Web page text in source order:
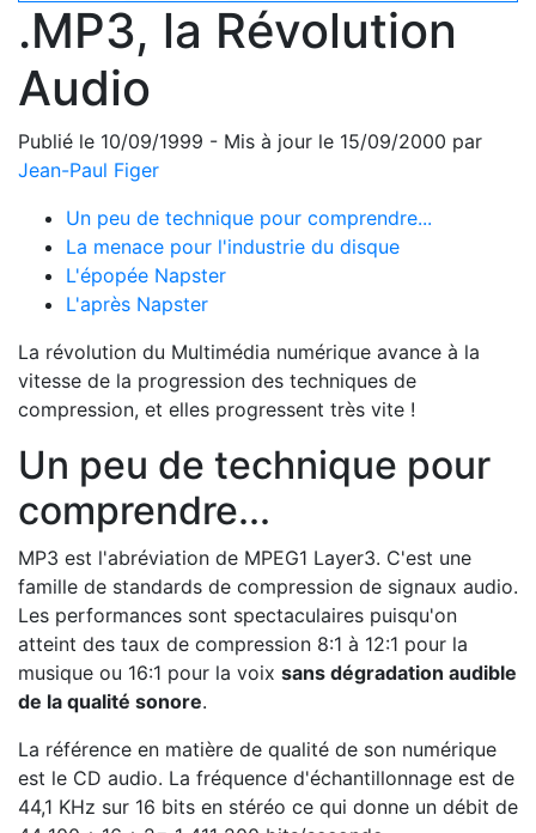
.MP3, la Révolution
Audio
Publié le 10/09/1999 - Mis à jour le 15/09/2000 par
Jean-Paul Figer
Un peu de technique pour comprendre...
La menace pour l'industrie du disque
L'épopée Napster
L'après Napster
La révolution du Multimédia numérique avance à la
vitesse de la progression des techniques de
compression, et elles progressent très vite !
Un peu de technique pour
comprendre...
MP3 est l'abréviation de MPEG1 Layer3. C'est une
famille de standards de compression de signaux audio.
Les performances sont spectaculaires puisqu'on
atteint des taux de compression 8:1 à 12:1 pour la
musique ou 16:1 pour la voix sans dégradation audible
de la qualité sonore.
La référence en matière de qualité de son numérique
est le CD audio. La fréquence d'échantillonnage est de
44,1 KHz sur 16 bits en stéréo ce qui donne un débit de